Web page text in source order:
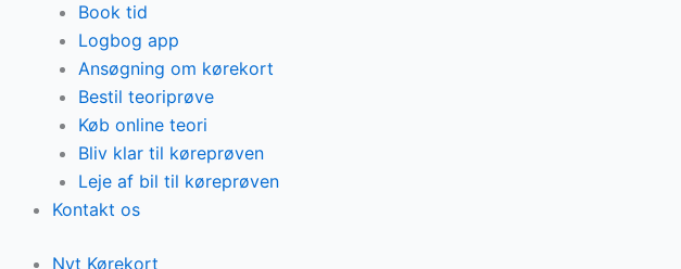
Book tid
Logbog app
Ansøgning om kørekort
Bestil teoriprøve
Køb online teori
Bliv klar til køreprøven
Leje af bil til køreprøven
Kontakt os
Nyt Kørekort